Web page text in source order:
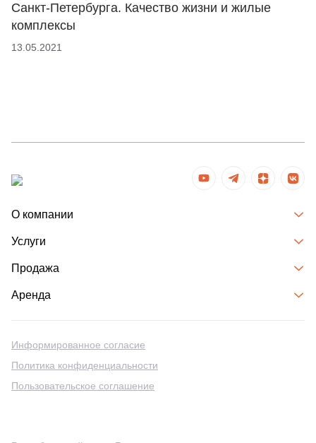
Санкт-Петербурга. Качество жизни и жилые
комплексы
13.05.2021
О компании
Услуги
Продажа
Аренда
Информированное согласие
Политика конфиденциальности
Пользовательское соглашение